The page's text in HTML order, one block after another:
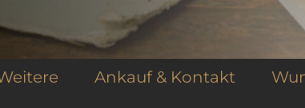
Ankauf & Kontakt